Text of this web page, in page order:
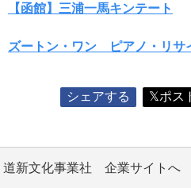
【函館】三浦一馬キンテート
ズートン・ワン ピアノ・リサ
シェアする 𝕏ポス
道新文化事業社 企業サイトへ